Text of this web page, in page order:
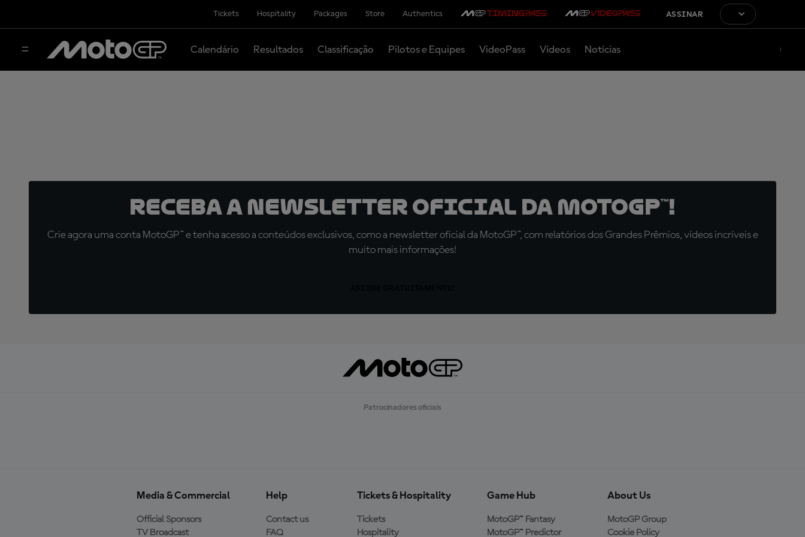
Tickets Hospitality Packages Store Authentics ASSINAR
Calendário Resultados Classificação Pilotos e Equipes VideoPass Vídeos Notícias
Receba a newsletter oficial da MotoGP™!
Crie agora uma conta MotoGP™ e tenha acesso a conteúdos exclusivos, como a newsletter oficial da MotoGP™, com relatórios dos Grandes Prêmios, vídeos incríveis e
muito mais informações!
Patrocinadores oficiais
Media & Commercial
Official Sponsors
TV Broadcast
Help
Contact us
FAQ
Tickets & Hospitality
Tickets
Hospitality
Game Hub
MotoGP™ Fantasy
MotoGP™ Predictor
About Us
MotoGP Group
Cookie Policy